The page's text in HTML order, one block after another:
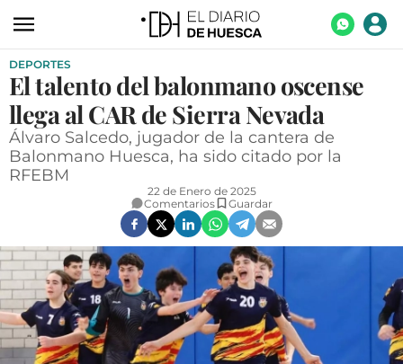
ACTUALIDAD
ECONOMÍA
TECNOLOGÍA
TURISMO
AGROALIMENTACIÓN
CULTURA
SOCIEDAD
OPINIÓN
DEPORTES
El talento del balonmano oscense
llega al CAR de Sierra Nevada
Álvaro Salcedo, jugador de la cantera de
Balonmano Huesca, ha sido citado por la
RFEBM
22 de Enero de 2025
Comentarios
Guardar